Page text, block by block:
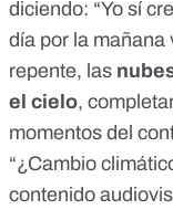
diciendo: “Yo sí
día por la mañana
repente, las
el cielo,
momentos del
“¿Cambio
contenido